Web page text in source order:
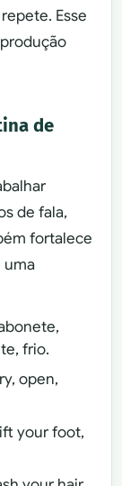
Esse
de
de fala,
fortalece
uma
frio.
open,
your foot,